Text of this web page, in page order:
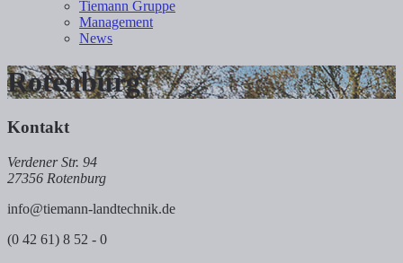
Tiemann Gruppe
Management
News
Rotenburg
Kontakt
Verdener Str. 94
27356 Rotenburg
info@tiemann-landtechnik.de
(0 42 61) 8 52 - 0